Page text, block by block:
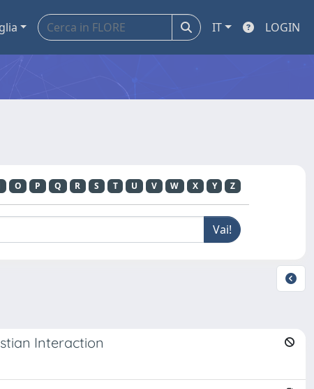
IT LOGIN
O P Q R S T U V W X Y Z
Interaction